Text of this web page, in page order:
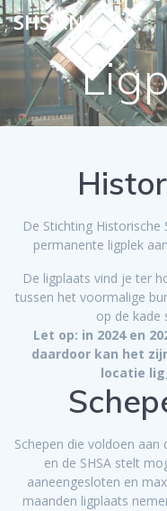
SHSA.NL
De Stichting Historische
permanente ligplek
De ligplaats vind je ter
tussen het voormalige
op de kade
Let op: in 2024 en
daardoor kan het
locatie
Schepen die voldoen
en de SHSA stelt
aaneengesloten en
maanden ligplaats